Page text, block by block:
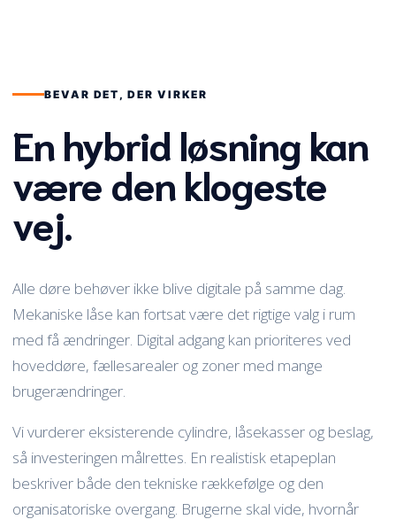
BEVAR DET, DER VIRKER
En hybrid løsning kan
være den klogeste
vej.
Alle døre behøver ikke blive digitale på samme dag.
Mekaniske låse kan fortsat være det rigtige valg i rum
med få ændringer. Digital adgang kan prioriteres ved
hoveddøre, fællesarealer og zoner med mange
brugerændringer.
Vi vurderer eksisterende cylindre, låsekasser og beslag,
så investeringen målrettes. En realistisk etapeplan
beskriver både den tekniske rækkefølge og den
organisatoriske overgang. Brugerne skal vide, hvornår